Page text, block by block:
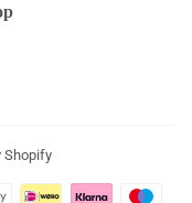
Shopify